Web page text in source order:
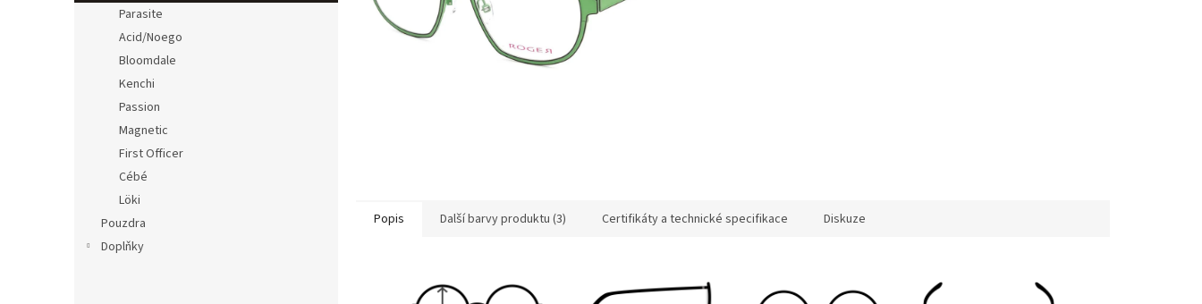
n
Parasite
Acid/Noego
Bloomdale
Kenchi
Passion
Magnetic
First Officer
Cébé
Löki
Pouzdra
Doplňky
Popis Další barvy produktu (3) Certifikáty a technické specifikace Diskuze